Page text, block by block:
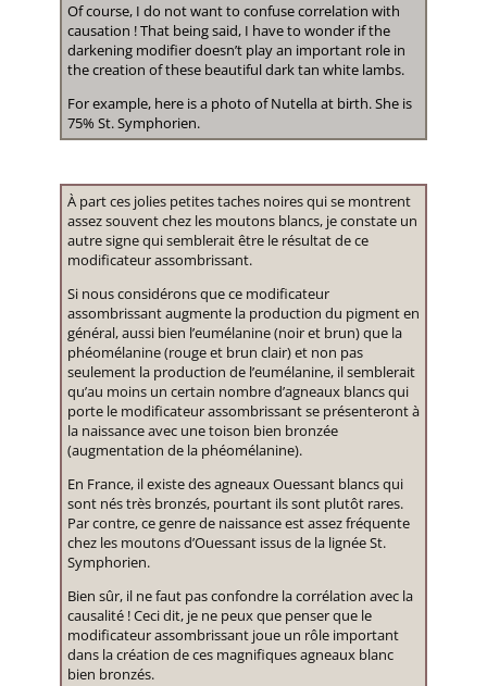
Of course, I do not want to confuse correlation with
causation ! That being said, I have to wonder if the
darkening modifier doesn’t play an important role in
the creation of these beautiful dark tan white lambs.
For example, here is a photo of Nutella at birth. She is
75% St. Symphorien.
À part ces jolies petites taches noires qui se montrent
assez souvent chez les moutons blancs, je constate un
autre signe qui semblerait être le résultat de ce
modificateur assombrissant.
Si nous considérons que ce modificateur
assombrissant augmente la production du pigment en
général, aussi bien l’eumélanine (noir et brun) que la
phéomélanine (rouge et brun clair) et non pas
seulement la production de l’eumélanine, il semblerait
qu’au moins un certain nombre d’agneaux blancs qui
porte le modificateur assombrissant se présenteront à
la naissance avec une toison bien bronzée
(augmentation de la phéomélanine).
En France, il existe des agneaux Ouessant blancs qui
sont nés très bronzés, pourtant ils sont plutôt rares.
Par contre, ce genre de naissance est assez fréquente
chez les moutons d’Ouessant issus de la lignée St.
Symphorien.
Bien sûr, il ne faut pas confondre la corrélation avec la
causalité ! Ceci dit, je ne peux que penser que le
modificateur assombrissant joue un rôle important
dans la création de ces magnifiques agneaux blanc
bien bronzés.